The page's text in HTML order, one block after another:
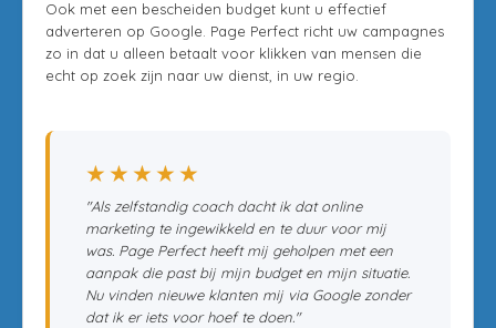
Ook met een bescheiden budget kunt u effectief
adverteren op Google. Page Perfect richt uw campagnes
zo in dat u alleen betaalt voor klikken van mensen die
echt op zoek zijn naar uw dienst, in uw regio.
★★★★★
"Als zelfstandig coach dacht ik dat online
marketing te ingewikkeld en te duur voor mij
was. Page Perfect heeft mij geholpen met een
aanpak die past bij mijn budget en mijn situatie.
Nu vinden nieuwe klanten mij via Google zonder
dat ik er iets voor hoef te doen."